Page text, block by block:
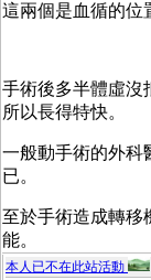
這兩個是血循的位
手術後多半體虛沒
所以長得特快。
一般動手術的外科
已。
至於手術造成轉移
能。
本人已不在此站活動